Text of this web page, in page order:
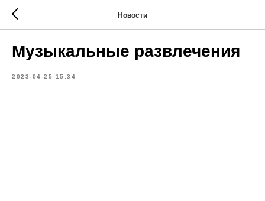
Новости
Музыкальные развлечения
2023-04-25 15:34